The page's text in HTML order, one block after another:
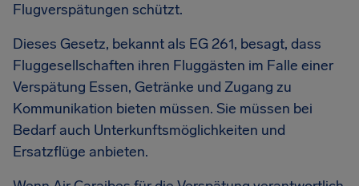
Flugverspätungen schützt.
Dieses Gesetz, bekannt als EG 261, besagt, dass
Fluggesellschaften ihren Fluggästen im Falle einer
Verspätung Essen, Getränke und Zugang zu
Kommunikation bieten müssen. Sie müssen bei
Bedarf auch Unterkunftsmöglichkeiten und
Ersatzflüge anbieten.